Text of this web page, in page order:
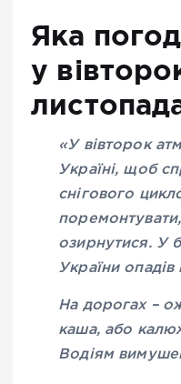
Яка
у
«У вівторок
Україні, щоб
снігового
озирнутися. У
України
На дорогах –
каша, або
Водіям